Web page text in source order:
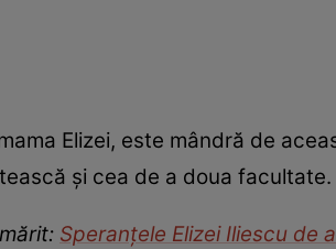
Elizei, este mândră de
și cea de a doua facultate.
Speranțele Elizei Iliescu de